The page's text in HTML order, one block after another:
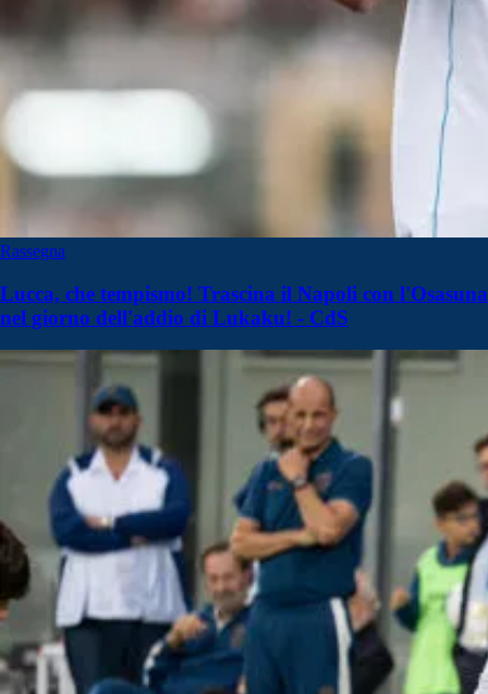
Rassegna
Lucca, che tempismo! Trascina il Napoli con l'Osasuna
nel giorno dell'addio di Lukaku! - CdS